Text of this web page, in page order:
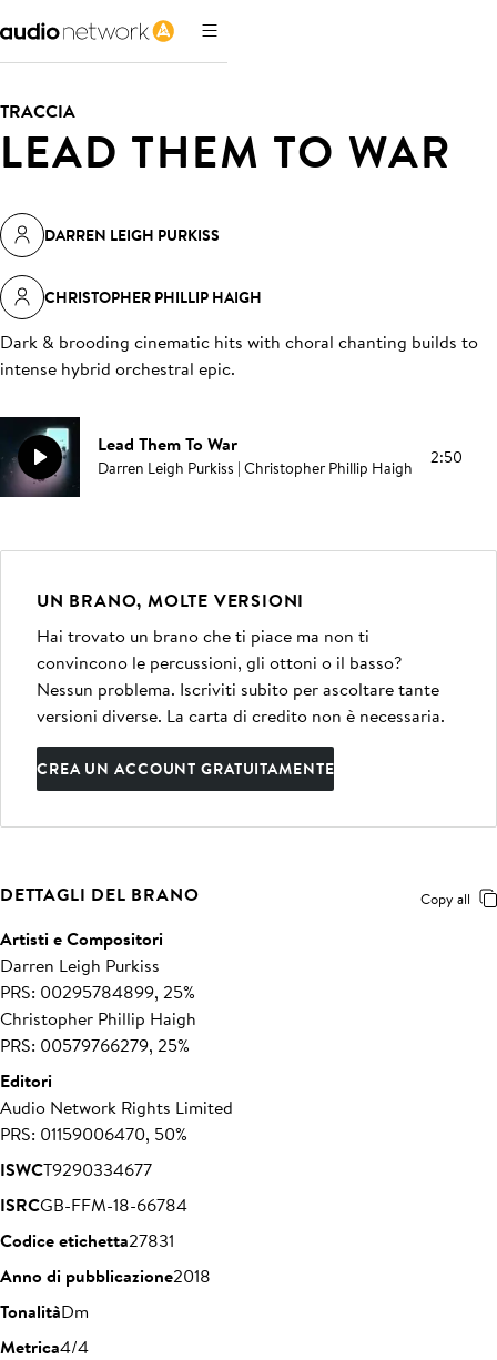
TRACCIA
LEAD THEM TO WAR
DARREN LEIGH PURKISS
CHRISTOPHER PHILLIP HAIGH
Dark & brooding cinematic hits with choral chanting builds to
intense hybrid orchestral epic.
Lead Them To War
Darren Leigh Purkiss | Christopher Phillip Haigh 2:50
UN BRANO, MOLTE VERSIONI
Hai trovato un brano che ti piace ma non ti
convincono le percussioni, gli ottoni o il basso?
Nessun problema. Iscriviti subito per ascoltare tante
versioni diverse. La carta di credito non è necessaria.
CREA UN ACCOUNT GRATUITAMENTE
DETTAGLI DEL BRANO Copy all
Artisti e Compositori
Darren Leigh Purkiss
PRS: 00295784899, 25%
Christopher Phillip Haigh
PRS: 00579766279, 25%
Editori
Audio Network Rights Limited
PRS: 01159006470, 50%
ISWCT9290334677
ISRCGB-FFM-18-66784
Codice etichetta27831
Anno di pubblicazione2018
TonalitàDm
Metrica4/4